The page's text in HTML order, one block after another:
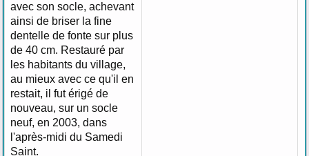
avec son socle, achevant
ainsi de briser la fine
dentelle de fonte sur plus
de 40 cm. Restauré par
les habitants du village,
au mieux avec ce qu'il en
restait, il fut érigé de
nouveau, sur un socle
neuf, en 2003, dans
l'après-midi du Samedi
Saint.